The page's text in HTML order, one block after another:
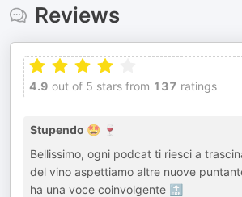
Reviews
4.9 out of 5 stars from 137 ratings
Stupendo 🤩 🍷
Bellissimo, ogni podcat ti riesci a
del vino aspettiamo altre nuove
ha una voce coinvolgente 🔝